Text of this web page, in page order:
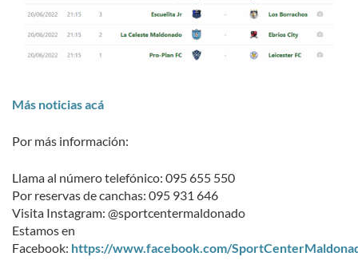
Más noticias acá
Por más información:
Llama al número telefónico: 095 655 550
Por reservas de canchas: 095 931 646
Visita Instagram: @sportcentermaldonado
Estamos en
Facebook: https://www.facebook.com/